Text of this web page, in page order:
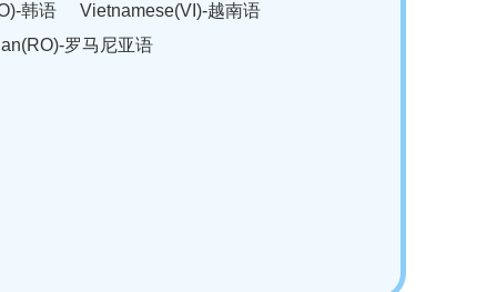
韩语
Vietnamese(VI)-越南语
罗马尼亚语